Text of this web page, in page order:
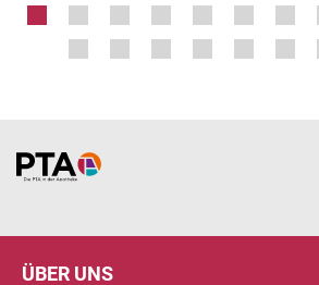
Home
ÜBER UNS